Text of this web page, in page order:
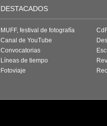
DESTACADOS
MUFF, festival de fotografía
Canal de YouTube
Convocatorias
Líneas de tiempo
Fotoviaje